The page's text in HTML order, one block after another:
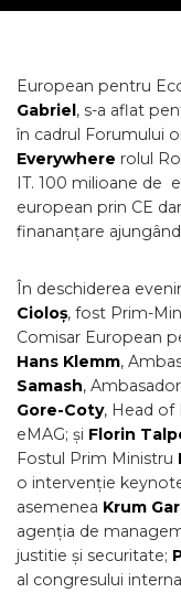
European pentru
Gabriel, s-a aflat
în cadrul Forumului
Everywhere rolul
IT. 100 milioane de
european prin CE
finananțare
În deschiderea
Cioloș, fost Prim-
Comisar European
Hans Klemm,
Samash,
Gore-Coty, Head of
eMAG; și Florin
Fostul Prim Ministru
o intervenție
asemenea Krum
agenția de
justitie și securitate;
al congresului